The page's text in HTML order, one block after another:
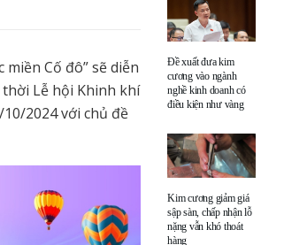
Cố đô” sẽ diễn
Lễ hội Khinh khí
2024 với chủ đề
Đề xuất đưa kim
cương vào ngành
nghề kinh doanh có
điều kiện như vàng
Kim cương giảm giá
sập sàn, chấp nhận lỗ
nặng vẫn khó thoát
hàng